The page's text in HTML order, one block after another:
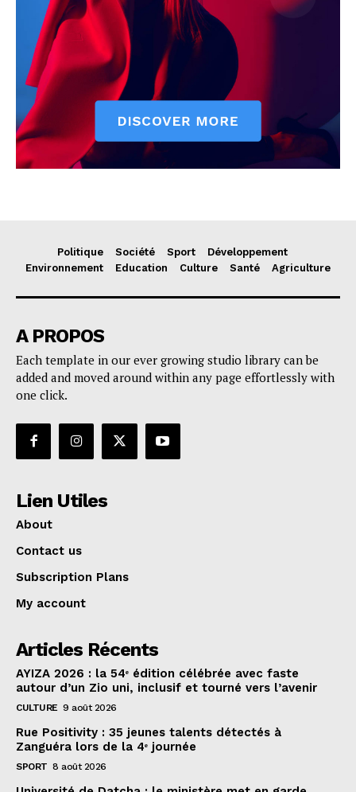
Politique Société Sport
Développement
Environnement
Education Culture Santé Agriculture
A PROPOS
Each template in our ever growing studio library can be
added and moved around within any page effortlessly with
one click.
Lien Utiles
About
Contact us
Subscription Plans
My account
Articles Récents
AYIZA 2026 : la 54ᵉ édition célébrée avec faste
autour d’un Zio uni, inclusif et tourné vers l’avenir
CULTURE 9 août 2026
Rue Positivity : 35 jeunes talents détectés à
Zanguéra lors de la 4ᵉ journée
SPORT 8 août 2026